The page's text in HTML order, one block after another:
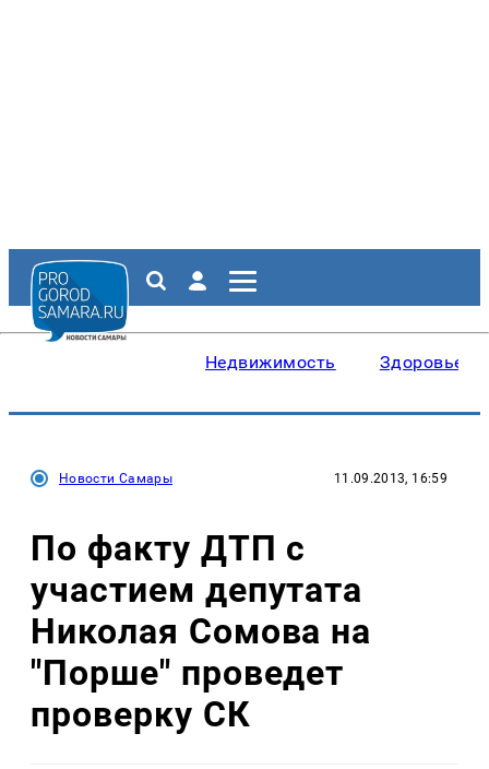
Недвижимость Здоровье
Новости Самары 11.09.2013, 16:59
По факту ДТП с
участием депутата
Николая Сомова на
"Порше" проведет
проверку СК